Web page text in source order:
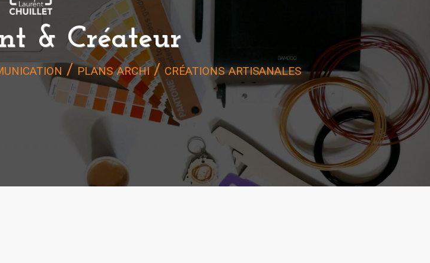
& Créateur
/ plans archi / créations artisanales